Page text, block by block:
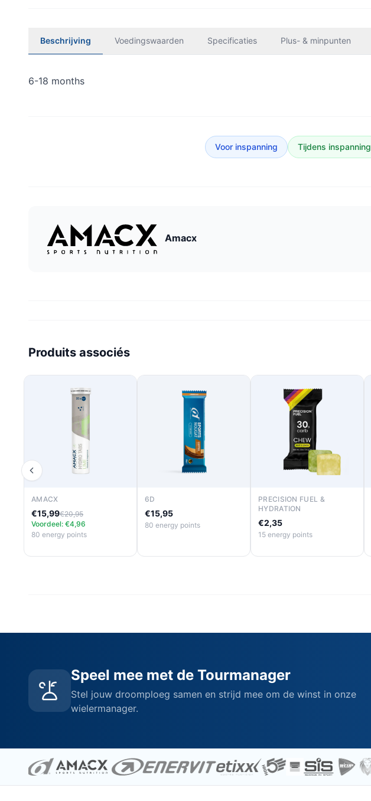
Beschrijving Voedingswaarden Specificaties Plus- & minpunten
6-18 months
Voor inspanning Tijdens inspanning
Amacx
Produits associés
AMACX
€15,99€20,95
Voordeel: €4,96
80 energy points
6D
€15,95
80 energy points
PRECISION FUEL &
HYDRATION
€2,35
15 energy points
Speel mee met de Tourmanager
Stel jouw droomploeg samen en strijd mee om de winst in onze
wielermanager.